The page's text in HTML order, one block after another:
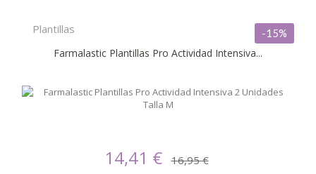
Plantillas
Farmalastic Plantillas Pro Actividad Intensiva...
-15%
14,41 € 16,95 €